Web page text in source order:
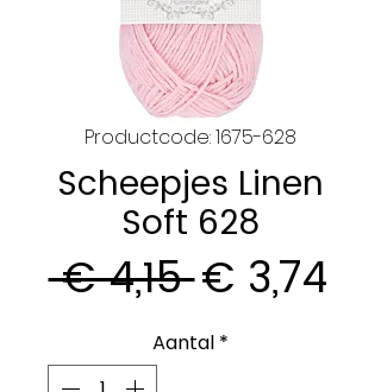
Productcode: 1675-628
Scheepjes Linen
Soft 628
€ 4,15 Normale
prijs
€ 3,74
Aantal *